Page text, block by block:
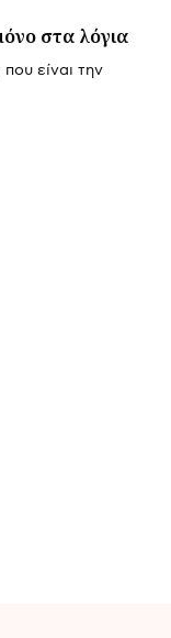
στα λόγια
είναι την